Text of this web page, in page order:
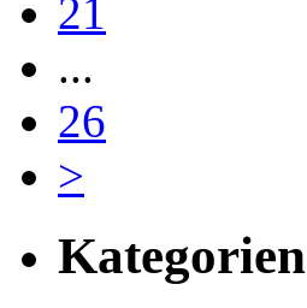
21
...
26
>
Kategorien